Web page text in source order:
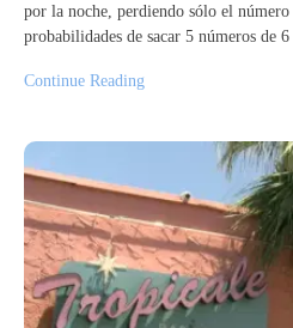
por la noche, perdiendo sólo el
probabilidades de sacar 5 números de 6
Continue Reading